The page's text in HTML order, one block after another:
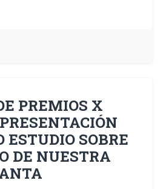
PREMIOS X
ESTUDIO SOBRE
DE NUESTRA